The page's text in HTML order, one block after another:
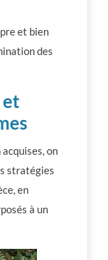
et bien
des
et
on
stratégies
en
à un